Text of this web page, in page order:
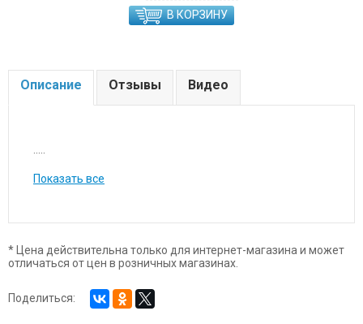
В КОРЗИНУ
Описание Отзывы Видео
Показать все
* Цена действительна только для интернет-магазина и может
отличаться от цен в розничных магазинах.
Поделиться: